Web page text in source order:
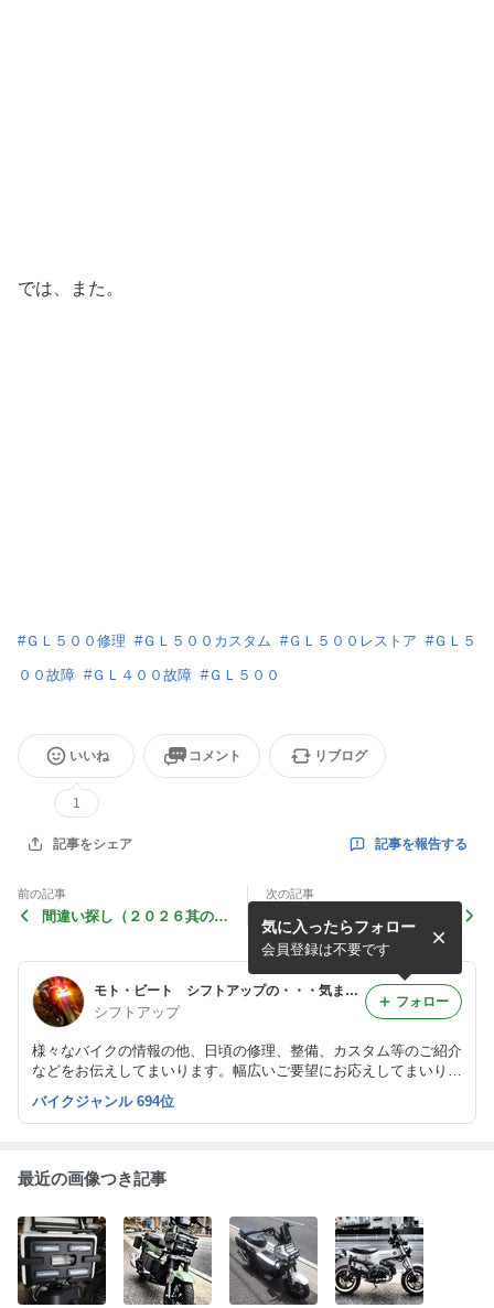
では、また。
#ＧＬ５００修理 #ＧＬ５００カスタム #ＧＬ５００レストア #ＧＬ５
００故障 #ＧＬ４００故障 #ＧＬ５００
いいね
1
コメント リブログ
記事をシェア 記事を報告する
前の記事
間違い探し（２０２６其の
次の記事
GL500をご存じですか？
モト・ビート シフトアップの・・・気まぐれ更新日記！
シフトアップ
様々なバイクの情報の他、日頃の修理、整備、カスタム等のご紹介
などをお伝えしてまいります。幅広いご要望にお応えしてまいりま
す！バイクは買ってからが長～いお付き合い！お買い求めもどうぞ
シフトアップで！
気に入ったらフォロー
会員登録は不要です
フォロー
バイクジャンル 694位
最近の画像つき記事